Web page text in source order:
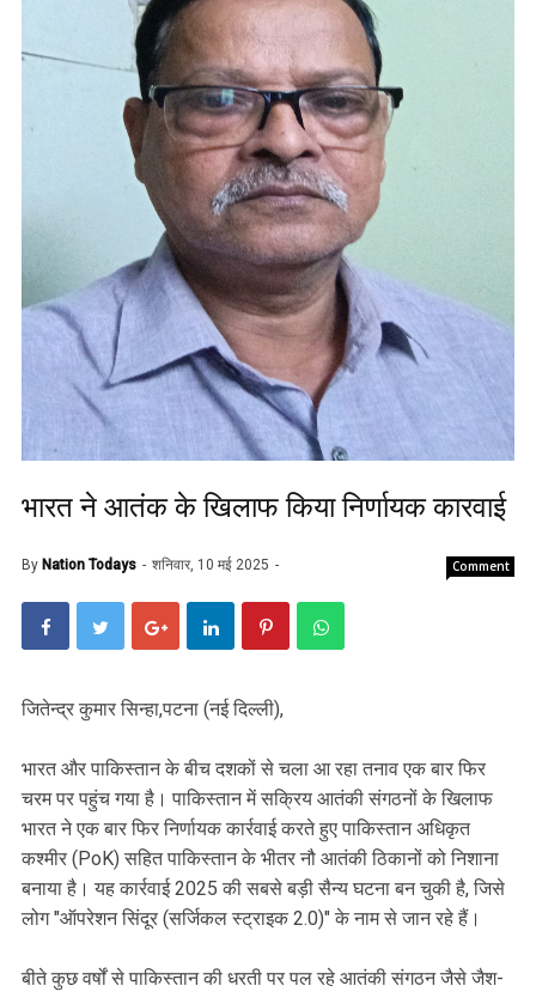
भारत ने आतंक के खिलाफ किया निर्णायक कारवाई
By Nation Todays शनिवार, 10 मई 2025 Comment
जितेन्द्र कुमार सिन्हा,पटना (नई दिल्ली),
भारत और पाकिस्तान के बीच दशकों से चला आ रहा तनाव एक बार फिर
चरम पर पहुंच गया है। पाकिस्तान में सक्रिय आतंकी संगठनों के खिलाफ
भारत ने एक बार फिर निर्णायक कार्रवाई करते हुए पाकिस्तान अधिकृत
कश्मीर (PoK) सहित पाकिस्तान के भीतर नौ आतंकी ठिकानों को निशाना
बनाया है। यह कार्रवाई 2025 की सबसे बड़ी सैन्य घटना बन चुकी है, जिसे
लोग "ऑपरेशन सिंदूर (सर्जिकल स्ट्राइक 2.0)" के नाम से जान रहे हैं।
बीते कुछ वर्षों से पाकिस्तान की धरती पर पल रहे आतंकी संगठन जैसे जैश-